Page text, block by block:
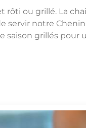
rôti ou grillé. La
notre Chenin
grillés pour